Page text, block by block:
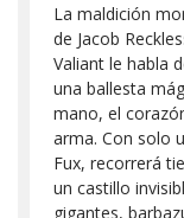
La maldición
de Jacob
Valiant le habla
una ballesta
mano, el
arma. Con solo
Fux, recorrerá
un castillo
gigantes,